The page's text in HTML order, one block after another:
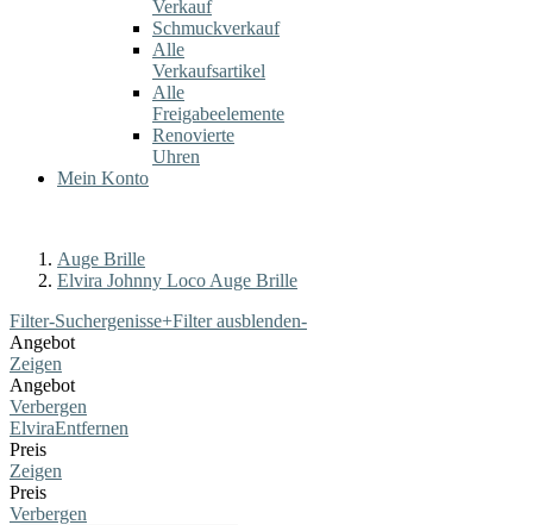
Verkauf
Schmuckverkauf
Alle
Verkaufsartikel
Alle
Freigabeelemente
Renovierte
Uhren
Mein Konto
Auge Brille
Elvira Johnny Loco Auge Brille
Filter-Suchergenisse+Filter ausblenden-
Angebot
Zeigen
Angebot
Verbergen
ElviraEntfernen
Preis
Zeigen
Preis
Verbergen